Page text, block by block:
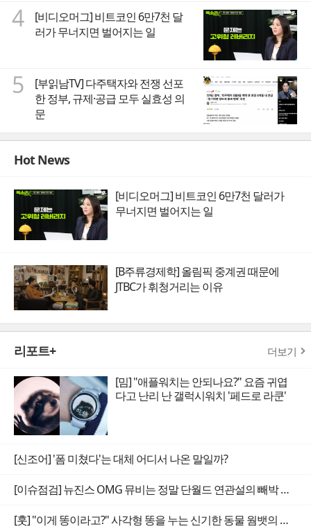
4
[비디오머그] 비트코인 6만7천 달
러가 무너지면 벌어지는 일
5
[부읽남TV] 다주택자와 전쟁 선포
한 정부, 규제·공급 모두 실효성 의
문
Hot News
[비디오머그] 비트코인 6만7천 달러가
무너지면 벌어지는 일
[B주류경제학] 올림픽 중계권 때문에
JTBC가 휘청거리는 이유
리포트+ 더보기
[밈] "애플워치는 안되나요?" 요즘 귀엽
다고 난리 난 갤럭시워치 '페드로 라쿤'
[신조어] '폼 미쳤다'는 대체 어디서 나온 말일까?
[이슈점검] 뉴진스 OMG 뮤비는 정말 단월드 연관설의 빼박 증거일까
[훗] "이게 똥이라고?" 사각형 똥을 누는 신기한 동물 웜뱃의 비밀